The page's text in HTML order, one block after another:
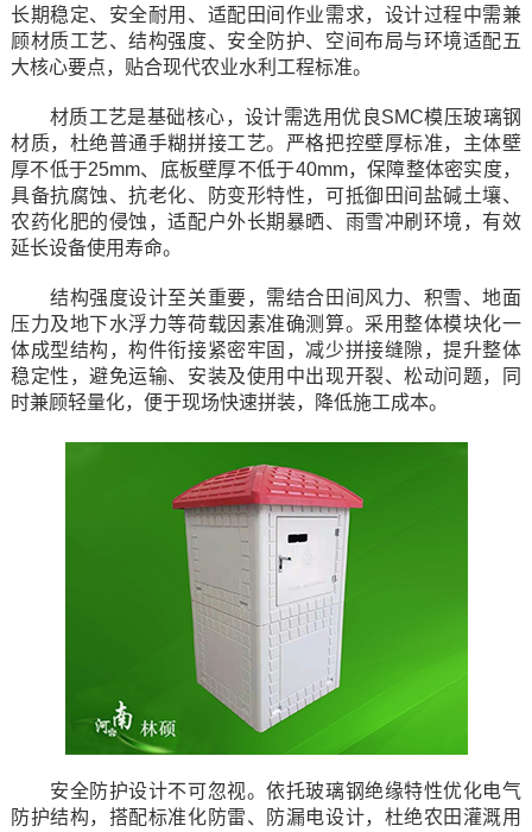
长期稳定、安全耐用、适配田间作业需求，设计过程中需兼
顾材质工艺、结构强度、安全防护、空间布局与环境适配五
大核心要点，贴合现代农业水利工程标准。
材质工艺是基础核心，设计需选用优良SMC模压玻璃钢
材质，杜绝普通手糊拼接工艺。严格把控壁厚标准，主体壁
厚不低于25mm、底板壁厚不低于40mm，保障整体密实度，
具备抗腐蚀、抗老化、防变形特性，可抵御田间盐碱土壤、
农药化肥的侵蚀，适配户外长期暴晒、雨雪冲刷环境，有效
延长设备使用寿命。
结构强度设计至关重要，需结合田间风力、积雪、地面
压力及地下水浮力等荷载因素准确测算。采用整体模块化一
体成型结构，构件衔接紧密牢固，减少拼接缝隙，提升整体
稳定性，避免运输、安装及使用中出现开裂、松动问题，同
时兼顾轻量化，便于现场快速拼装，降低施工成本。
安全防护设计不可忽视。依托玻璃钢绝缘特性优化电气
防护结构，搭配标准化防雷、防漏电设计，杜绝农田灌溉用